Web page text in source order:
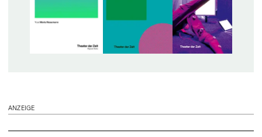
ANZEIGE